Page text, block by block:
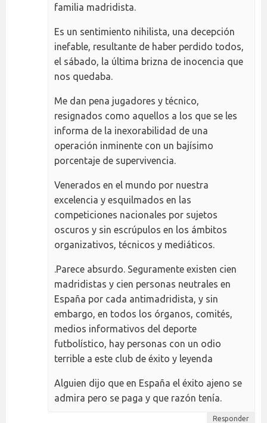
familia madridista.
Es un sentimiento nihilista, una decepción
inefable, resultante de haber perdido todos,
el sábado, la última brizna de inocencia que
nos quedaba.
Me dan pena jugadores y técnico,
resignados como aquellos a los que se les
informa de la inexorabilidad de una
operación inminente con un bajísimo
porcentaje de supervivencia.
Venerados en el mundo por nuestra
excelencia y esquilmados en las
competiciones nacionales por sujetos
oscuros y sin escrúpulos en los ámbitos
organizativos, técnicos y mediáticos.
.Parece absurdo. Seguramente existen cien
madridistas y cien personas neutrales en
España por cada antimadridista, y sin
embargo, en todos los órganos, comités,
medios informativos del deporte
futbolístico, hay personas con un odio
terrible a este club de éxito y leyenda
Alguien dijo que en España el éxito ajeno se
admira pero se paga y que razón tenía.
Responder